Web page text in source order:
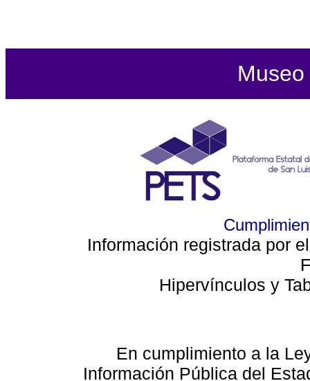
Información registrada por
Hipervínculos y
En cumplimiento a la
Información Pública del